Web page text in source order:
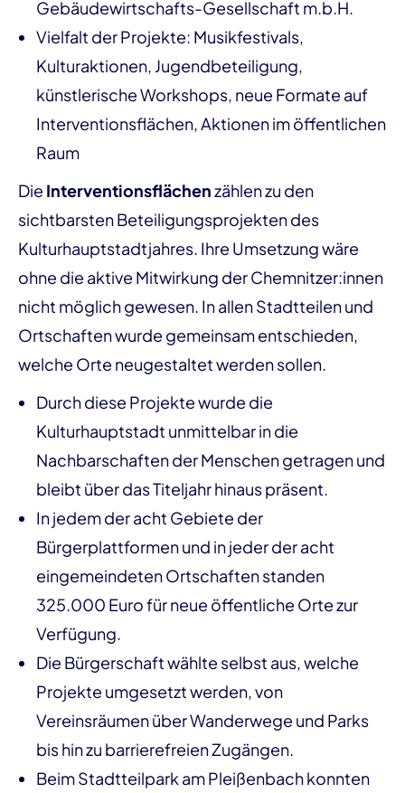
Gebäudewirtschafts-Gesellschaft m.b.H.
Vielfalt der Projekte: Musikfestivals,
Kulturaktionen, Jugendbeteiligung,
künstlerische Workshops, neue Formate auf
Interventionsflächen, Aktionen im öffentlichen
Raum
Die Interventionsflächenzählen zu den
sichtbarsten Beteiligungsprojekten des
Kulturhauptstadtjahres. Ihre Umsetzung wäre
ohne die aktive Mitwirkung der Chemnitzer:innen
nicht möglich gewesen. In allen Stadtteilen und
Ortschaften wurde gemeinsam entschieden,
welche Orte neugestaltet werden sollen.
Durch diese Projekte wurde die
Kulturhauptstadt unmittelbar in die
Nachbarschaften der Menschen getragen und
bleibt über das Titeljahr hinaus präsent.
In jedem der acht Gebiete der
Bürgerplattformen und in jeder der acht
eingemeindeten Ortschaften standen
325.000 Euro für neue öffentliche Orte zur
Verfügung.
Die Bürgerschaft wählte selbst aus, welche
Projekte umgesetzt werden, von
Vereinsräumen über Wanderwege und Parks
bis hin zu barrierefreien Zugängen.
Beim Stadtteilpark am Pleißenbach konnten